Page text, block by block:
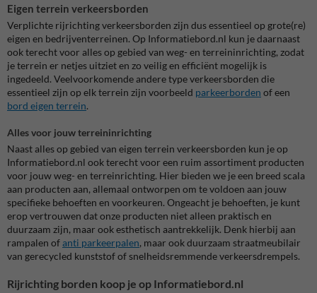
Eigen terrein verkeersborden
Verplichte rijrichting verkeersborden zijn dus essentieel op grote(re)
eigen en bedrijventerreinen. Op Informatiebord.nl kun je daarnaast
ook terecht voor alles op gebied van weg- en terreininrichting, zodat
je terrein er netjes uitziet en zo veilig en efficiënt mogelijk is
ingedeeld. Veelvoorkomende andere type verkeersborden die
essentieel zijn op elk terrein zijn voorbeeld parkeerborden of een
bord eigen terrein.
Alles voor jouw terreininrichting
Naast alles op gebied van eigen terrein verkeersborden kun je op
Informatiebord.nl ook terecht voor een ruim assortiment producten
voor jouw weg- en terreinrichting. Hier bieden we je een breed scala
aan producten aan, allemaal ontworpen om te voldoen aan jouw
specifieke behoeften en voorkeuren. Ongeacht je behoeften, je kunt
erop vertrouwen dat onze producten niet alleen praktisch en
duurzaam zijn, maar ook esthetisch aantrekkelijk. Denk hierbij aan
rampalen ofanti parkeerpalen, maar ook duurzaam straatmeubilair
van gerecycled kunststof of snelheidsremmende verkeersdrempels.
Rijrichting borden koop je op Informatiebord.nl